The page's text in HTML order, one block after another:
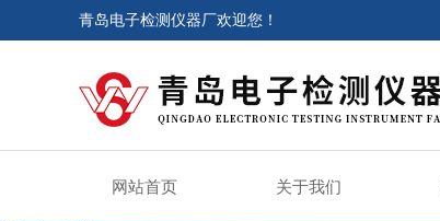
青岛电子检测仪器厂欢迎您！
网站首页 关于我们